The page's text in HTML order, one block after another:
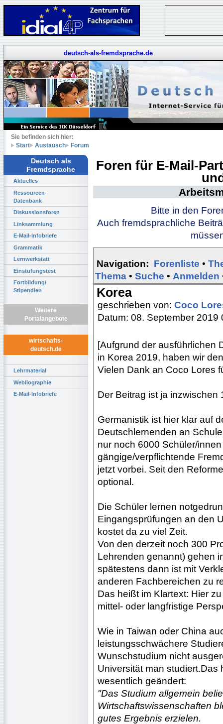
deutsch-als-fremdsprache.de
Sie befinden sich hier:
Start
Austausch Forum
Deutsch als
Fremdsprache
Aktuelles
Ressourcen-
Datenbank
Diskussionsforen
Linksammlung
E-Mail-Infobriefe
Grammatik
Lernwerkstatt
Einstufungstest
Fortbildung/
Stipendien
Weitere
Portalangebote
wirtschafts-
deutsch.de
Lehrmaterial
Webliographie
E-Mail-Infobriefe
Foren für E-Mail-
Bitte in den
Auch fremdsprachliche
Navigation: Forenliste •
Thema • Suche • Anmelden
Korea
geschrieben von: Coco
Datum: 08. September 2019
[Aufgrund der ausführlichen
in Korea 2019, haben wir
Vielen Dank an Coco Lores
Der Beitrag ist ja inzwischen
Germanistik ist hier klar auf
Deutschlernenden an
nur noch 6000 Schüler/
gängige/verpflichtende
jetzt vorbei. Seit den
optional.
Die Schüler lernen
Eingangsprüfungen an den
kostet da zu viel Zeit.
Von den derzeit noch 300
Lehrenden genannt) gehen
spätestens dann ist mit
anderen Fachbereichen zu
Das heißt im Klartext: Hier
mittel- oder langfristige
Wie in Taiwan oder China
leistungsschwächere
Wunschstudium nicht
Universität man
wesentlich geändert:
"Das Studium allgemein
Wirtschaftswissenschaften
gutes Ergebnis erzielen.